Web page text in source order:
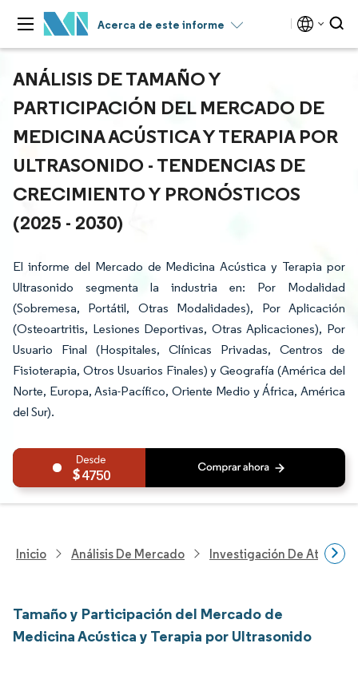
Acerca de este informe
ANÁLISIS DE TAMAÑO Y
PARTICIPACIÓN DEL MERCADO DE
MEDICINA ACÚSTICA Y TERAPIA POR
ULTRASONIDO - TENDENCIAS DE
CRECIMIENTO Y PRONÓSTICOS
(2025 - 2030)
El informe del Mercado de Medicina Acústica y Terapia por
Ultrasonido segmenta la industria en: Por Modalidad
(Sobremesa, Portátil, Otras Modalidades), Por Aplicación
(Osteoartritis, Lesiones Deportivas, Otras Aplicaciones), Por
Usuario Final (Hospitales, Clínicas Privadas, Centros de
Fisioterapia, Otros Usuarios Finales) y Geografía (América del
Norte, Europa, Asia-Pacífico, Oriente Medio y África, América
del Sur).
4750
Inicio Análisis De Mercado Investigación De
Tamaño y Participación del Mercado de
Medicina Acústica y Terapia por Ultrasonido